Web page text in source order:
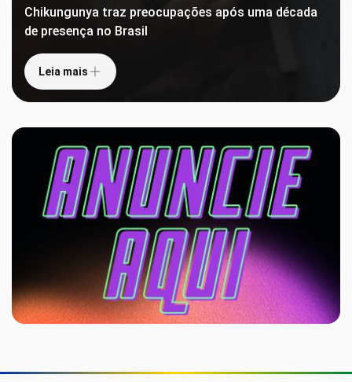
Chikungunya traz preocupações após uma década
de presença no Brasil
Leia mais